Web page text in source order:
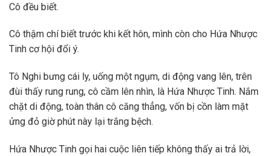
Cô đều biết.
Cô thậm chí biết trước khi kết hôn, mình còn cho Hứa Nhược
Tinh cơ hội đổi ý.
Tô Nghi bưng cái ly, uống một ngụm, di động vang lên, trên
đùi thấy rung rung, cô cầm lên nhìn, là Hứa Nhược Tinh. Nắm
chặt di động, toàn thân cô căng thẳng, vốn bị cồn làm mặt
ửng đỏ giờ phút này lại trắng bệch.
Hứa Nhược Tinh gọi hai cuộc liên tiếp không thấy ai trả lời,